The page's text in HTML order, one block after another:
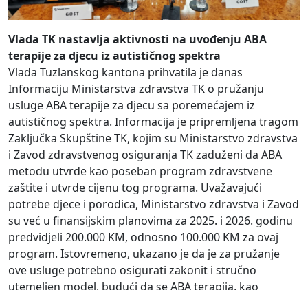
Vlada TK nastavlja aktivnosti na uvođenju ABA
terapije za djecu iz autističnog spektra
Vlada Tuzlanskog kantona prihvatila je danas
Informaciju Ministarstva zdravstva TK o pružanju
usluge ABA terapije za djecu sa poremećajem iz
autističnog spektra. Informacija je pripremljena tragom
Zaključka Skupštine TK, kojim su Ministarstvo zdravstva
i Zavod zdravstvenog osiguranja TK zaduženi da ABA
metodu utvrde kao poseban program zdravstvene
zaštite i utvrde cijenu tog programa. Uvažavajući
potrebe djece i porodica, Ministarstvo zdravstva i Zavod
su već u finansijskim planovima za 2025. i 2026. godinu
predvidjeli 200.000 KM, odnosno 100.000 KM za ovaj
program. Istovremeno, ukazano je da je za pružanje
ove usluge potrebno osigurati zakonit i stručno
utemeljen model, budući da se ABA terapija, kao